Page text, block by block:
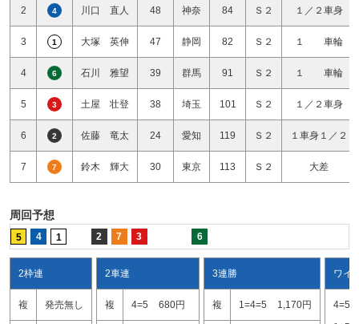
2 4 川口 直人 48 神奈 84 Ｓ２ １／２車身
3 1 大塚 英伸 47 静岡 82 Ｓ２ １ 車輪
4 6 石川 雅望 39 群馬 91 Ｓ２ １ 車輪
5 3 土屋 壮登 38 埼玉 101 Ｓ２ １／２車身
6 2 佐藤 竜太 24 愛知 119 Ｓ２ １車身１／２
7 7 鈴木 輝大 30 東京 113 Ｓ２ 大差
周回予想
5 4 1 2 7 3 6
2枠連
複 発売無し
2車連
複 4=5 680円
3連勝
複 1=4=5 1,170円
ワイ
4=5